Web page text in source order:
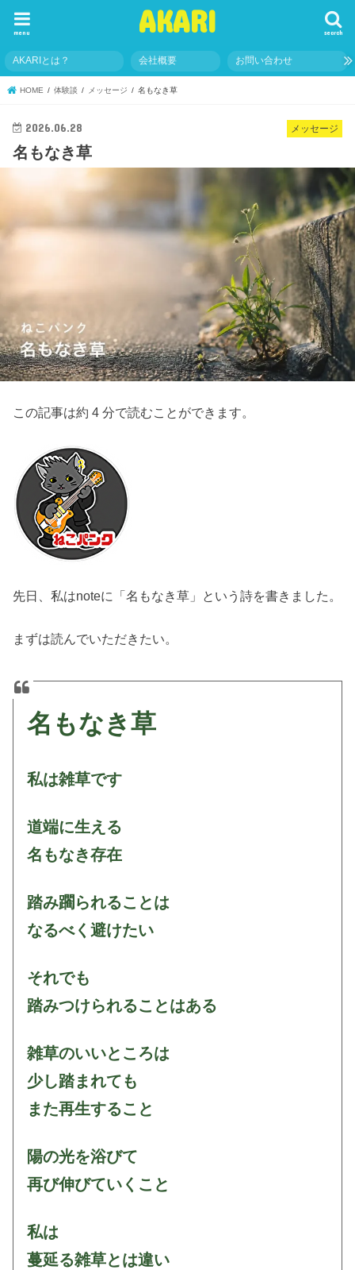
AKARI search
menu
AKARIとは？ 会社概要 お問い合わせ
HOME 体験談 メッセージ 名もなき草
メッセージ
2026.06.28
名もなき草
この記事は約 4 分で読むことができます。
先日、私はnoteに「名もなき草」という詩を書きました。
まずは読んでいただきたい。
名もなき草
私は雑草です
道端に生える
名もなき存在
踏み躙られることは
なるべく避けたい
それでも
踏みつけられることはある
雑草のいいところは
少し踏まれても
また再生すること
陽の光を浴びて
再び伸びていくこと
私は
蔓延る雑草とは違い